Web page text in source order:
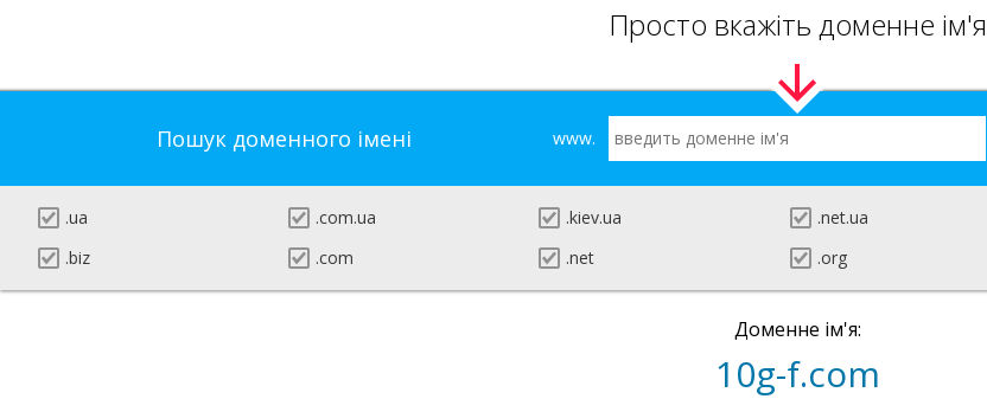
Просто вкажіть доменне ім'я
Пошук доменного імені www.
.ua .com.ua .kiev.ua .net.ua
.biz
.com .net .org
Доменне ім'я:
10g-f.com